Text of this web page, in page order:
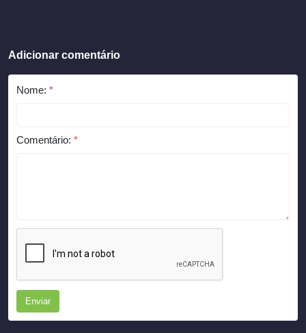
Adicionar comentário
Nome: *
Comentário: *
Enviar